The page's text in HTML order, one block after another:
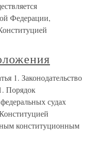
Федерации,
1. Законодательство
Порядок
судах
конституционным